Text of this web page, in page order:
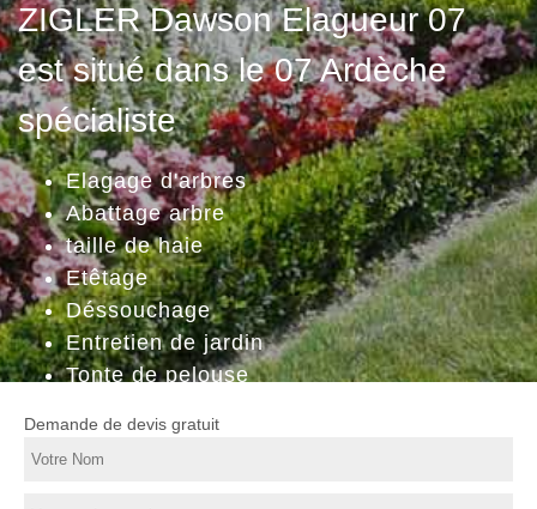
ZIGLER Dawson Elagueur 07
est situé dans le 07 Ardèche
spécialiste
Elagage d'arbres
Abattage arbre
taille de haie
Etêtage
Déssouchage
Entretien de jardin
Tonte de pelouse
Demande de devis gratuit